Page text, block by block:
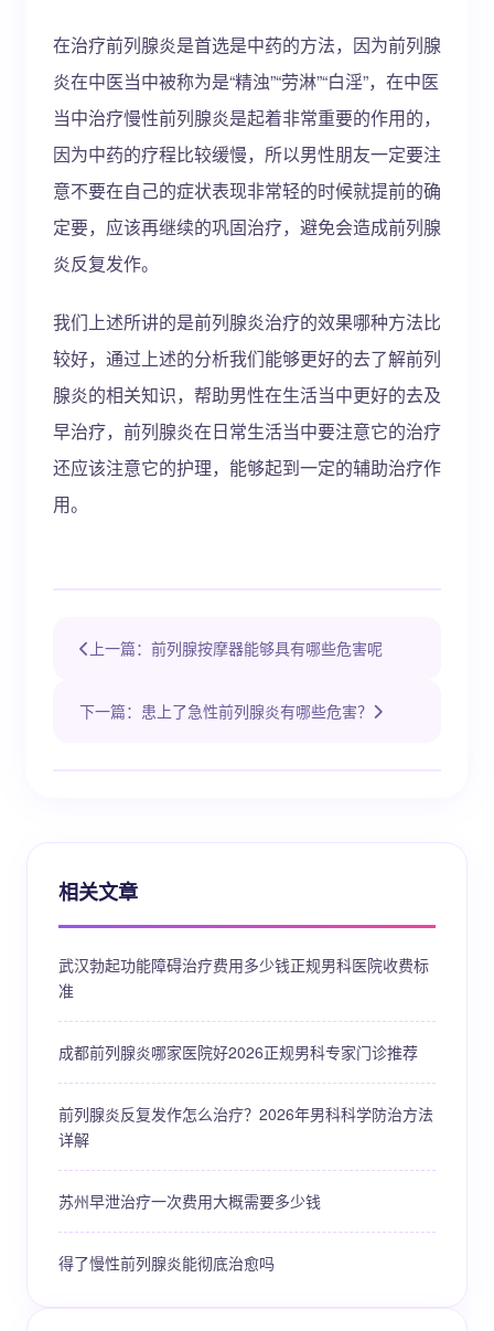
在治疗前列腺炎是首选是中药的方法，因为前列腺
炎在中医当中被称为是“精浊”“劳淋”“白淫”，在中医
当中治疗慢性前列腺炎是起着非常重要的作用的，
因为中药的疗程比较缓慢，所以男性朋友一定要注
意不要在自己的症状表现非常轻的时候就提前的确
定要，应该再继续的巩固治疗，避免会造成前列腺
炎反复发作。
我们上述所讲的是前列腺炎治疗的效果哪种方法比
较好，通过上述的分析我们能够更好的去了解前列
腺炎的相关知识，帮助男性在生活当中更好的去及
早治疗，前列腺炎在日常生活当中要注意它的治疗
还应该注意它的护理，能够起到一定的辅助治疗作
用。
上一篇：前列腺按摩器能够具有哪些危害呢
下一篇：患上了急性前列腺炎有哪些危害？
相关文章
武汉勃起功能障碍治疗费用多少钱正规男科医院收费标
准
成都前列腺炎哪家医院好2026正规男科专家门诊推荐
前列腺炎反复发作怎么治疗？2026年男科科学防治方法
详解
苏州早泄治疗一次费用大概需要多少钱
得了慢性前列腺炎能彻底治愈吗